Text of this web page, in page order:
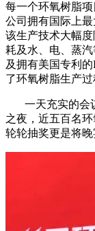
每一个环氧树脂
公司拥有国际上
该生产技术大幅
耗及水、电、蒸
及拥有美国专利
了环氧树脂生产过
一天充实的会议
之夜，近五百名
轮轮抽奖更是将晚